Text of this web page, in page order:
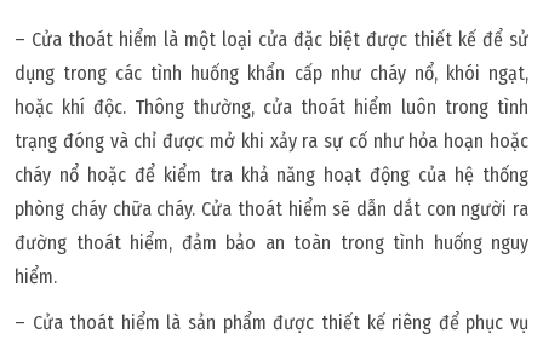
– Cửa thoát hiểm là một loại cửa đặc biệt được thiết kế để sử
dụng trong các tình huống khẩn cấp như cháy nổ, khói ngạt,
hoặc khí độc. Thông thường, cửa thoát hiểm luôn trong tình
trạng đóng và chỉ được mở khi xảy ra sự cố như hỏa hoạn hoặc
cháy nổ hoặc để kiểm tra khả năng hoạt động của hệ thống
phòng cháy chữa cháy. Cửa thoát hiểm sẽ dẫn dắt con người ra
đường thoát hiểm, đảm bảo an toàn trong tình huống nguy
hiểm.
– Cửa thoát hiểm là sản phẩm được thiết kế riêng để phục vụ